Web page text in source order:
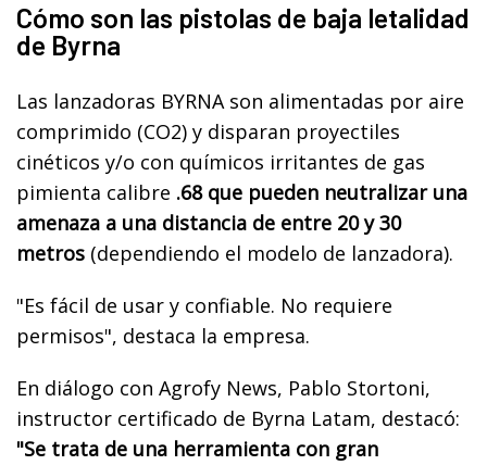
Cómo son las pistolas de baja letalidad
de Byrna
Las lanzadoras BYRNA son alimentadas por aire
comprimido (CO2) y disparan proyectiles
cinéticos y/o con químicos irritantes de gas
pimienta calibre .68 que pueden neutralizar una
amenaza a una distancia de entre 20 y 30
metros (dependiendo el modelo de lanzadora).
"Es fácil de usar y confiable. No requiere
permisos", destaca la empresa.
En diálogo con Agrofy News, Pablo Stortoni,
instructor certificado de Byrna Latam, destacó:
"Se trata de una herramienta con gran